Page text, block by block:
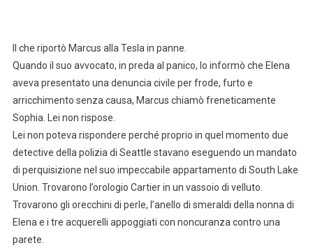
Il che riportò Marcus alla Tesla in panne.
Quando il suo avvocato, in preda al panico, lo informò che Elena
aveva presentato una denuncia civile per frode, furto e
arricchimento senza causa, Marcus chiamò freneticamente
Sophia. Lei non rispose.
Lei non poteva rispondere perché proprio in quel momento due
detective della polizia di Seattle stavano eseguendo un mandato
di perquisizione nel suo impeccabile appartamento di South Lake
Union. Trovarono l’orologio Cartier in un vassoio di velluto.
Trovarono gli orecchini di perle, l’anello di smeraldi della nonna di
Elena e i tre acquerelli appoggiati con noncuranza contro una
parete.